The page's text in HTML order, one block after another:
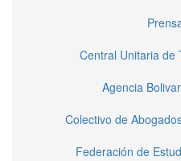
Central Unitaria de
Agencia
Colectivo de
Federación de